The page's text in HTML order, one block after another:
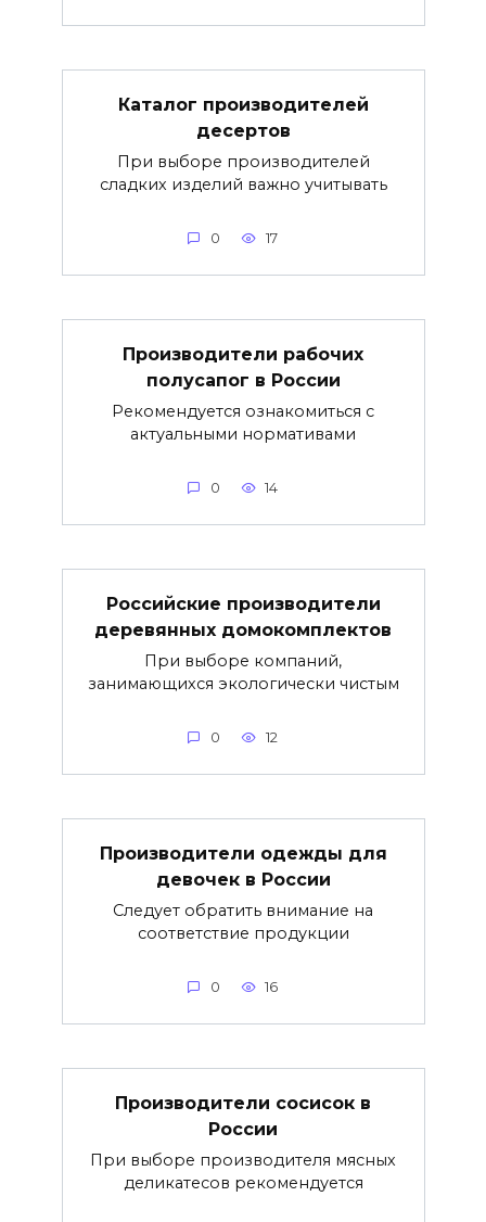
Каталог производителей
десертов
При выборе производителей
сладких изделий важно учитывать
0 17
Производители рабочих
полусапог в России
Рекомендуется ознакомиться с
актуальными нормативами
0 14
Российские производители
деревянных домокомплектов
При выборе компаний,
занимающихся экологически чистым
0 12
Производители одежды для
девочек в России
Следует обратить внимание на
соответствие продукции
0 16
Производители сосисок в
России
При выборе производителя мясных
деликатесов рекомендуется